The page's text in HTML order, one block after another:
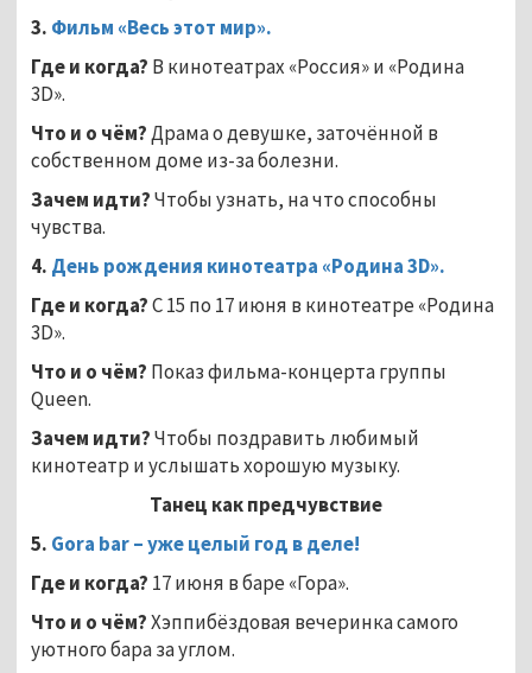
3. Фильм «Весь этот мир».
Где и когда? В кинотеатрах «Россия» и «Родина
3D».
Что и о чём?Драма о девушке, заточённой в
собственном доме из-за болезни.
Зачем идти?Чтобы узнать, на что способны
чувства.
4. День рождения кинотеатра «Родина 3D».
Где и когда?С 15 по 17 июня в кинотеатре «Родина
3D».
Что и о чём? Показ фильма-концерта группы
Queen.
Зачем идти?Чтобы поздравить любимый
кинотеатр и услышать хорошую музыку.
Танец как предчувствие
5. Gora bar– уже целый год в деле!
Где и когда? 17 июня в баре «Гора».
Что и о чём?Хэппибёздовая вечеринка самого
уютного бара за углом.